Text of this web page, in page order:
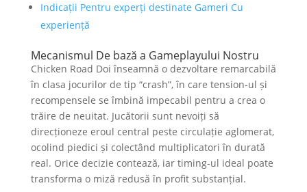
Indicații Pentru experți destinate Gameri Cu
experiență
Mecanismul De bază a Gameplayului Nostru
Chicken Road Doi înseamnă o dezvoltare remarcabilă
în clasa jocurilor de tip “crash”, în care tension-ul și
recompensele se îmbină impecabil pentru a crea o
trăire de neuitat. Jucătorii sunt nevoiți să
direcționeze eroul central peste circulație aglomerat,
ocolind piedici și colectând multiplicatori în durată
real. Orice decizie contează, iar timing-ul ideal poate
transforma o miză redusă în profit substanțial.